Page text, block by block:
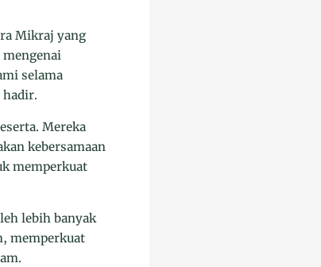
Mikraj yang
mengenai
selama
hadir.
Mereka
kebersamaan
memperkuat
lebih banyak
memperkuat